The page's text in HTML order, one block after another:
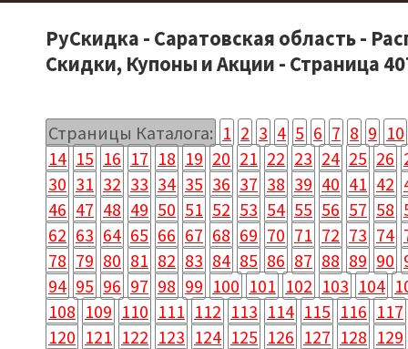
РуСкидка - Саратовская область -
Скидки, Купоны и Акции - Страница
Страницы Каталога: 1 2 3 4 5 6 7 8 9 10
14 15 16 17 18 19 20 21 22 23 24 25 26
30 31 32 33 34 35 36 37 38 39 40 41 42
46 47 48 49 50 51 52 53 54 55 56 57 58
62 63 64 65 66 67 68 69 70 71 72 73 74
78 79 80 81 82 83 84 85 86 87 88 89 90
94 95 96 97 98 99 100 101 102 103 104
108 109 110 111 112 113 114 115 116 117
120 121 122 123 124 125 126 127 128 129